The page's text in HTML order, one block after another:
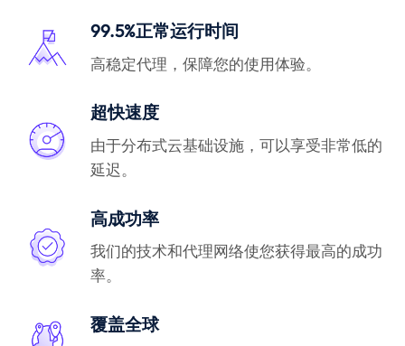
99.5%正常运行时间
高稳定代理，保障您的使用体验。
超快速度
由于分布式云基础设施，可以享受非常低的
延迟。
高成功率
我们的技术和代理网络使您获得最高的成功
率。
覆盖全球